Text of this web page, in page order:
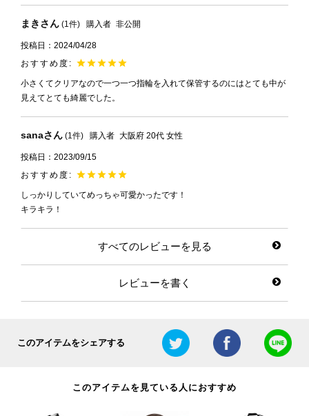
まき 1 購入者 非公開
投稿日 2024/04/28
小さくてクリアなので一つ一つ指輪を入れて保管するのにはとても中が
見えてとても綺麗でした。
sana 1 購入者 大阪府 20代 女性
投稿日 2023/09/15
しっかりしていてめっちゃ可愛かったです！
キラキラ！
すべてのレビューを見る
レビューを書く
このアイテムをシェアする
このアイテムを見ている人におすすめ